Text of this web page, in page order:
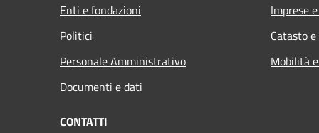
Enti e fondazioni
Politici
Personale Amministrativo
Documenti e dati
Imprese
Catasto
Mobilità
CONTATTI